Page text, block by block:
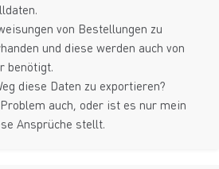
von Bestellungen zu
und diese werden auch von
benötigt.
diese Daten zu exportieren?
auch, oder ist es nur mein
Ansprüche stellt.